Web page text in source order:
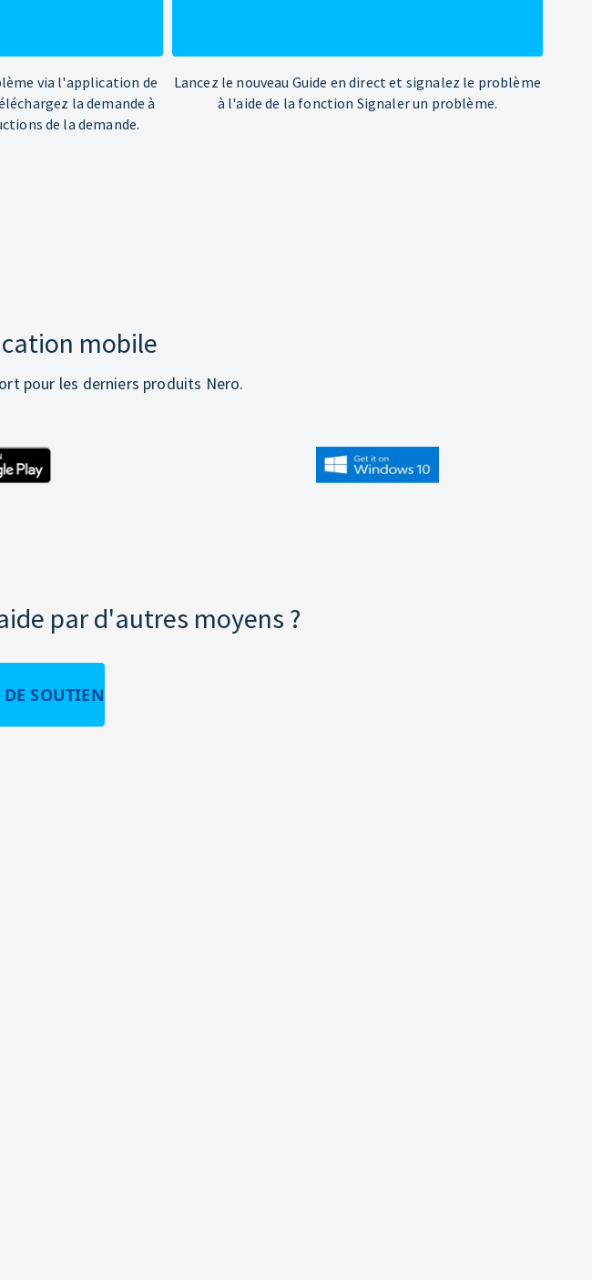
via l'application de
la demande à
de la demande.
Lancez le nouveau Guide en direct et signalez le problème
à l'aide de la fonction Signaler un problème.
mobile
pour les derniers produits Nero.
par d'autres moyens ?
SOUTIEN